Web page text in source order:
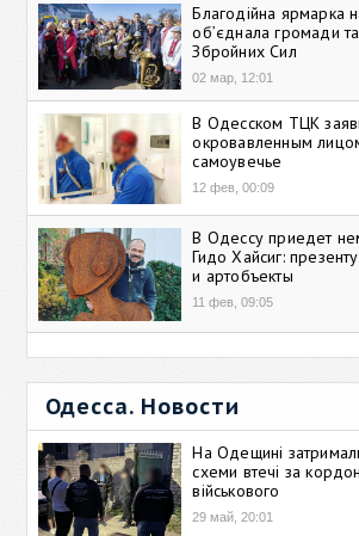
Благодійна ярмарка
об’єднала громади
Збройних Сил
02 мар, 12:01
В Одесском ТЦК
окровавленным
самоувечье
12 фев, 00:09
В Одессу приедет
Гидо Хайсиг:
и артобъекты
11 фев, 09:05
Одесса. Новости
На Одещині
схеми втечі за
військового
29 май, 20:01